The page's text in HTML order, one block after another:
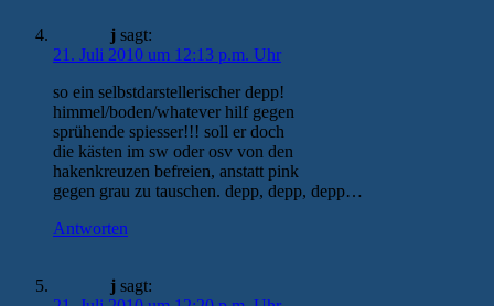
j sagt:
21. Juli 2010 um 12:13 p.m. Uhr
so ein selbstdarstellerischer depp!
himmel/boden/whatever hilf gegen
sprühende spiesser!!! soll er doch
die kästen im sw oder osv von den
hakenkreuzen befreien, anstatt pink
gegen grau zu tauschen. depp, depp, depp…
Antworten
j sagt: